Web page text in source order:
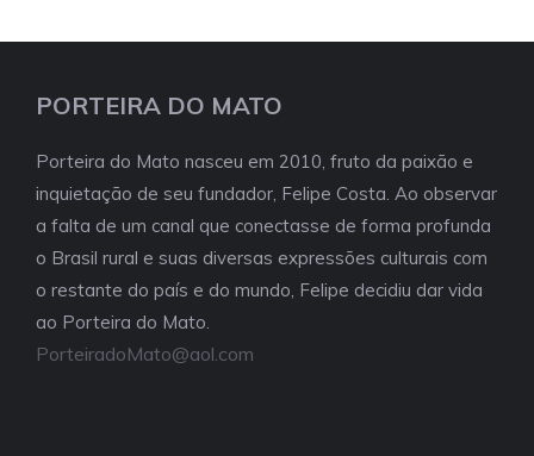
PORTEIRA DO MATO
Porteira do Mato nasceu em 2010, fruto da paixão e
inquietação de seu fundador, Felipe Costa. Ao observar
a falta de um canal que conectasse de forma profunda
o Brasil rural e suas diversas expressões culturais com
o restante do país e do mundo, Felipe decidiu dar vida
ao Porteira do Mato.
PorteiradoMato@aol.com